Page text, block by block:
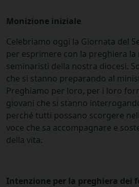
Monizione iniziale
Celebriamo oggi la Giornata del
per esprimere con la preghiera la
seminaristi della nostra diocesi.
che si stanno preparando al
Preghiamo per loro, per i loro
giovani che si stanno
perché tutti possano scorgere
voce che sa accompagnare e
della vita.
Intenzione per la preghiera dei